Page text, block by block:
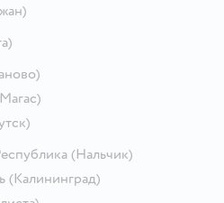
(Нальчик)
(Калининград)